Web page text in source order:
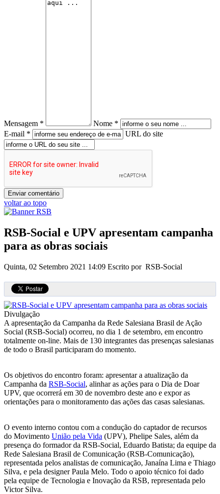
Mensagem *
Nome *
E-mail *
URL do site
voltar ao topo
RSB-Social e UPV apresentam campanha
para as obras sociais
Quinta, 02 Setembro 2021 14:09 Escrito por RSB-Social
Divulgação
A apresentação da Campanha da Rede Salesiana Brasil de Ação
Social (RSB-Social) ocorreu, no dia 1 de setembro, em encontro
totalmente on-line. Mais de 130 integrantes das presenças salesianas
de todo o Brasil participaram do momento.
Os objetivos do encontro foram: apresentar a atualização da
Campanha da RSB-Social, alinhar as ações para o Dia de Doar
UPV, que ocorrerá em 30 de novembro deste ano e expor as
orientações para o monitoramento das ações das casas salesianas.
O evento interno contou com a condução do captador de recursos
do Movimento União pela Vida (UPV), Phelipe Sales, além da
presença do formador da RSB-Social, Eduardo Batista; da equipe da
Rede Salesiana Brasil de Comunicação (RSB-Comunicação),
representada pelos analistas de comunicação, Janaína Lima e Thiago
Silva, e pela designer Paula Melo. Todo o apoio técnico foi dado
pela equipe de Tecnologia e Inovação da RSB, representada pelo
Victor Silva.